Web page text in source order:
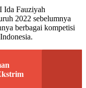
Ida Fauziyah
2022 sebelumnya
berbagai kompetisi